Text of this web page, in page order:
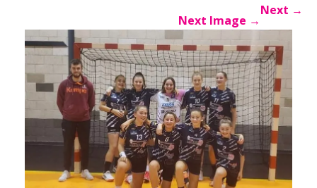
Next →
Next Image →